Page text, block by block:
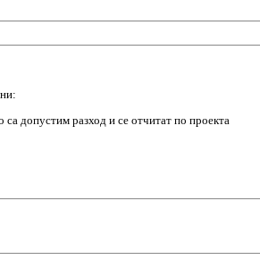
са допустим разход и се отчитат по проекта